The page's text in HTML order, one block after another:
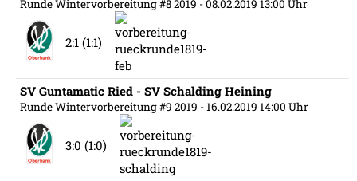
Runde Wintervorbereitung #8 2019 - 08.02.2019 13:00 Uhr
2:1 (1:1)
SV Guntamatic Ried - SV Schalding Heining
Runde Wintervorbereitung #9 2019 - 16.02.2019 14:00 Uhr
3:0 (1:0)